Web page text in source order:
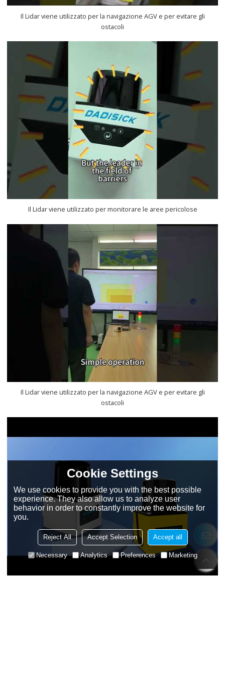
Il Lidar viene utilizzato per la navigazione AGV e per evitare gli
ostacoli
Il Lidar viene utilizzato per monitorare le aree pericolose
Il Lidar viene utilizzato per la navigazione AGV e per evitare gli
ostacoli
Cookie Settings
We use cookies to provide you with the best possible
experience. They also allow us to analyze user
behavior in order to constantly improve the website for
you.
Reject All Accept Selection Accept all
Necessary Analytics Preferences Marketing